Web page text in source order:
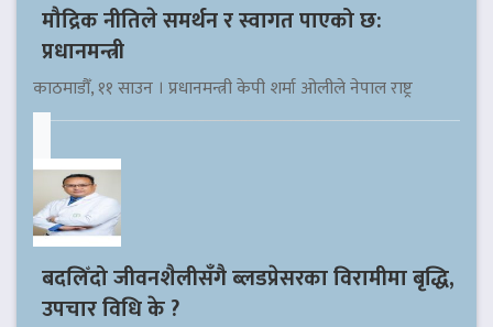
मौद्रिक नीतिले समर्थन र स्वागत पाएको छ:
प्रधानमन्त्री
काठमाडौँ, ११ साउन । प्रधानमन्त्री केपी शर्मा ओलीले नेपाल राष्ट्र
बदलिँदो जीवनशैलीसँगै ब्लडप्रेसरका विरामीमा बृद्धि,
उपचार विधि के ?